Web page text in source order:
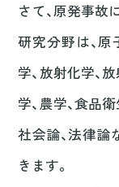
さて、原発事
研究分野は、原
学、放射化学、
学、農学、食品
社会論、法律論
きます。